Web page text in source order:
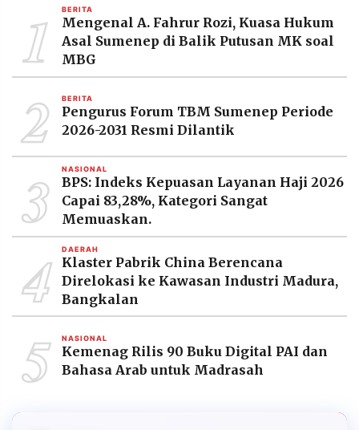
1 BERITA
Mengenal A. Fahrur Rozi, Kuasa Hukum
Asal Sumenep di Balik Putusan MK soal
MBG
2 BERITA
Pengurus Forum TBM Sumenep Periode
2026-2031 Resmi Dilantik
3 NASIONAL
BPS: Indeks Kepuasan Layanan Haji 2026
Capai 83,28%, Kategori Sangat
Memuaskan.
4 DAERAH
Klaster Pabrik China Berencana
Direlokasi ke Kawasan Industri Madura,
Bangkalan
5 NASIONAL
Kemenag Rilis 90 Buku Digital PAI dan
Bahasa Arab untuk Madrasah